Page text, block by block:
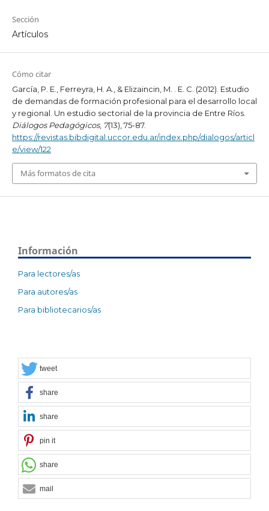
Sección
Artículos
Cómo citar
García, P. E., Ferreyra, H. A., & Elizaincin, M. . E. C. (2012). Estudio
de demandas de formación profesional para el desarrollo local
y regional. Un estudio sectorial de la provincia de Entre Ríos.
Diálogos Pedagógicos, 7(13), 75-87.
https://revistas.bibdigital.uccor.edu.ar/index.php/dialogos/articl
e/view/122
Más formatos de cita
Información
Para lectores/as
Para autores/as
Para bibliotecarios/as
tweet
share
share
pin it
share
mail